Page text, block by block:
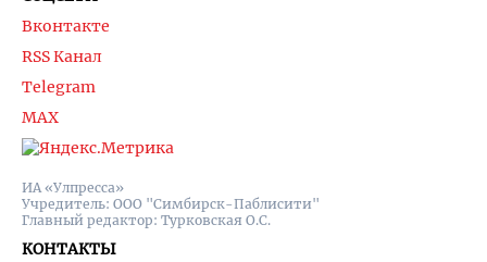
ИА «Улпресса»
Учредитель: ООО "Симбирск-Паблисити"
Главный редактор: Турковская О.С.
КОНТАКТЫ
Вконтакте
RSS Канал
Telegram
MAX